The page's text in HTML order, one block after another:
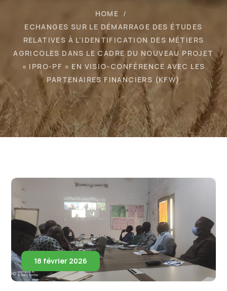
HOME
ECHANGES SUR LE DÉMARRAGE DES ÉTUDES
RELATIVES À L’IDENTIFICATION DES MÉTIERS
AGRICOLES DANS LE CADRE DU NOUVEAU PROJET
« IPRO-PF » EN VISIO-CONFÉRENCE AVEC LES
PARTENAIRES FINANCIERS (KFW)
18 février 2026